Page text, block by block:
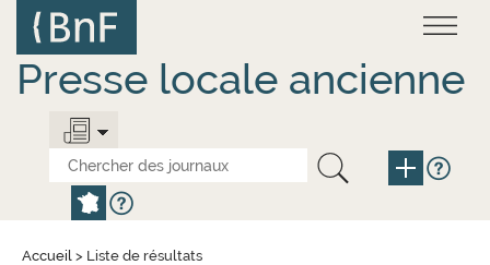
contenu
principal
Presse locale ancienne
Accueil > Liste de résultats
Panneau de gestion des cookies